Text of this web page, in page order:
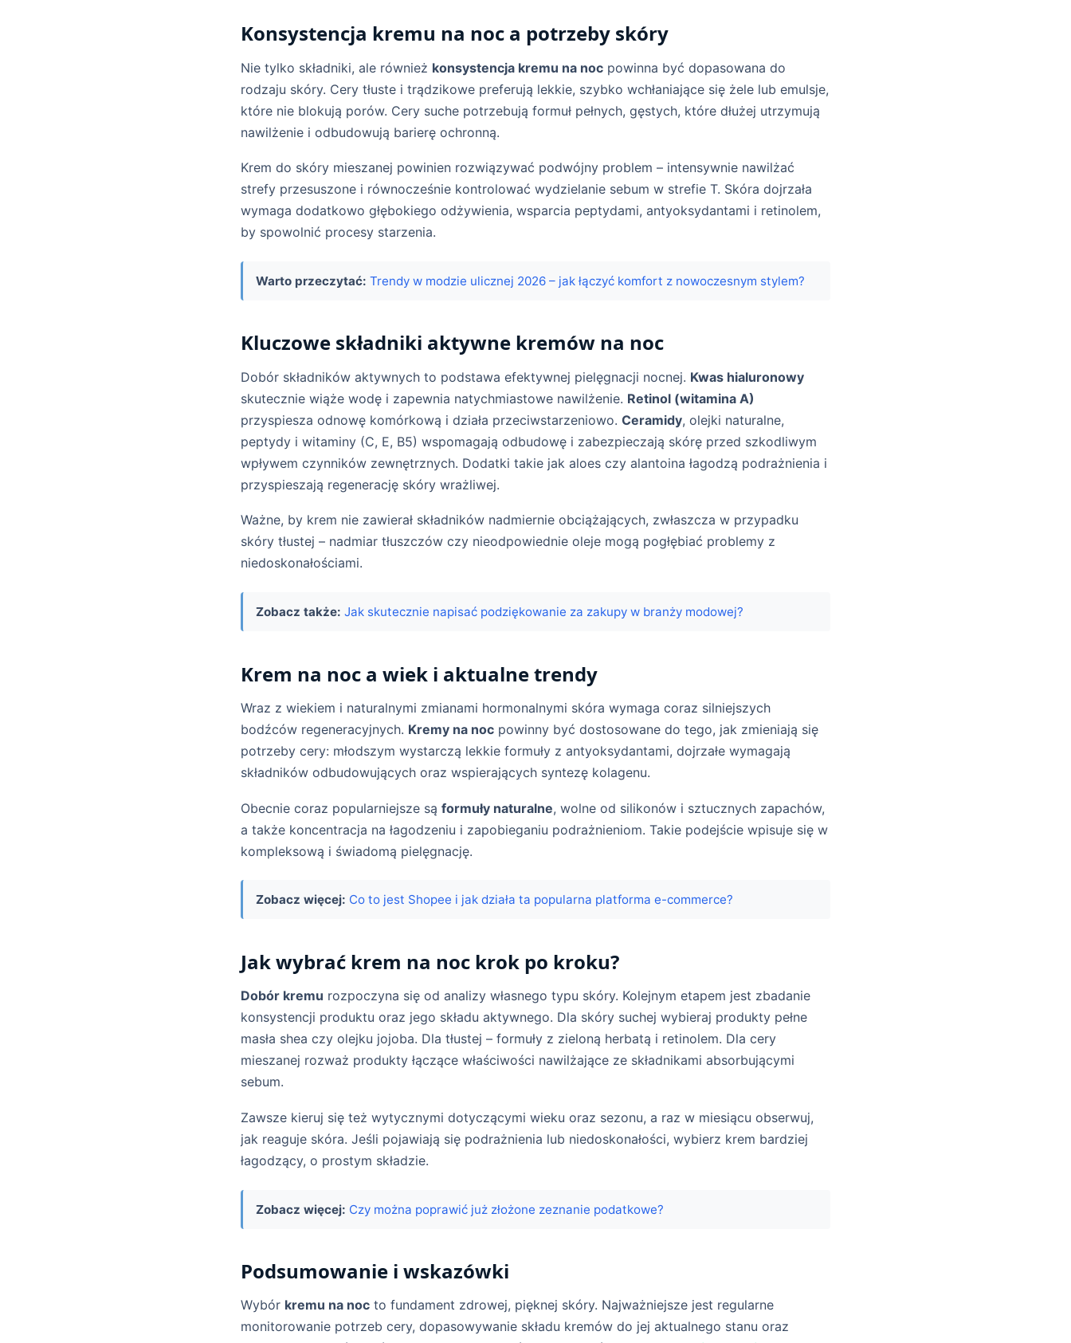
Konsystencja kremu na noc a potrzeby skóry
Nie tylko składniki, ale również konsystencja kremu na noc powinna być dopasowana do
rodzaju skóry. Cery tłuste i trądzikowe preferują lekkie, szybko wchłaniające się żele lub emulsje,
które nie blokują porów. Cery suche potrzebują formuł pełnych, gęstych, które dłużej utrzymują
nawilżenie i odbudowują barierę ochronną.
Krem do skóry mieszanej powinien rozwiązywać podwójny problem – intensywnie nawilżać
strefy przesuszone i równocześnie kontrolować wydzielanie sebum w strefie T. Skóra dojrzała
wymaga dodatkowo głębokiego odżywienia, wsparcia peptydami, antyoksydantami i retinolem,
by spowolnić procesy starzenia.
Warto przeczytać: Trendy w modzie ulicznej 2026 – jak łączyć komfort z nowoczesnym stylem?
Kluczowe składniki aktywne kremów na noc
Dobór składników aktywnych to podstawa efektywnej pielęgnacji nocnej. Kwas hialuronowy
skutecznie wiąże wodę i zapewnia natychmiastowe nawilżenie. Retinol (witamina A)
przyspiesza odnowę komórkową i działa przeciwstarzeniowo. Ceramidy, olejki naturalne,
peptydy i witaminy (C, E, B5) wspomagają odbudowę i zabezpieczają skórę przed szkodliwym
wpływem czynników zewnętrznych. Dodatki takie jak aloes czy alantoina łagodzą podrażnienia i
przyspieszają regenerację skóry wrażliwej.
Ważne, by krem nie zawierał składników nadmiernie obciążających, zwłaszcza w przypadku
skóry tłustej – nadmiar tłuszczów czy nieodpowiednie oleje mogą pogłębiać problemy z
niedoskonałościami.
Zobacz także: Jak skutecznie napisać podziękowanie za zakupy w branży modowej?
Krem na noc a wiek i aktualne trendy
Wraz z wiekiem i naturalnymi zmianami hormonalnymi skóra wymaga coraz silniejszych
bodźców regeneracyjnych. Kremy na noc powinny być dostosowane do tego, jak zmieniają się
potrzeby cery: młodszym wystarczą lekkie formuły z antyoksydantami, dojrzałe wymagają
składników odbudowujących oraz wspierających syntezę kolagenu.
Obecnie coraz popularniejsze są formuły naturalne, wolne od silikonów i sztucznych zapachów,
a także koncentracja na łagodzeniu i zapobieganiu podrażnieniom. Takie podejście wpisuje się w
kompleksową i świadomą pielęgnację.
Zobacz więcej: Co to jest Shopee i jak działa ta popularna platforma e-commerce?
Jak wybrać krem na noc krok po kroku?
Dobór kremu rozpoczyna się od analizy własnego typu skóry. Kolejnym etapem jest zbadanie
konsystencji produktu oraz jego składu aktywnego. Dla skóry suchej wybieraj produkty pełne
masła shea czy olejku jojoba. Dla tłustej – formuły z zieloną herbatą i retinolem. Dla cery
mieszanej rozważ produkty łączące właściwości nawilżające ze składnikami absorbującymi
sebum.
Zawsze kieruj się też wytycznymi dotyczącymi wieku oraz sezonu, a raz w miesiącu obserwuj,
jak reaguje skóra. Jeśli pojawiają się podrażnienia lub niedoskonałości, wybierz krem bardziej
łagodzący, o prostym składzie.
Zobacz więcej: Czy można poprawić już złożone zeznanie podatkowe?
Podsumowanie i wskazówki
Wybór kremu na noc to fundament zdrowej, pięknej skóry. Najważniejsze jest regularne
monitorowanie potrzeb cery, dopasowywanie składu kremów do jej aktualnego stanu oraz